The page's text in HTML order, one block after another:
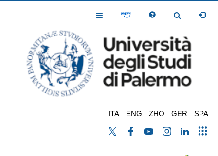
Toggle
Toggle
ITA ENG ZHO GER SPA